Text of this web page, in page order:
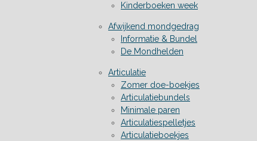
Kinderboeken week
Afwijkend mondgedrag
Informatie & Bundel
De Mondhelden
Articulatie
Zomer doe-boekjes
Articulatiebundels
Minimale paren
Articulatiespelletjes
Articulatieboekjes